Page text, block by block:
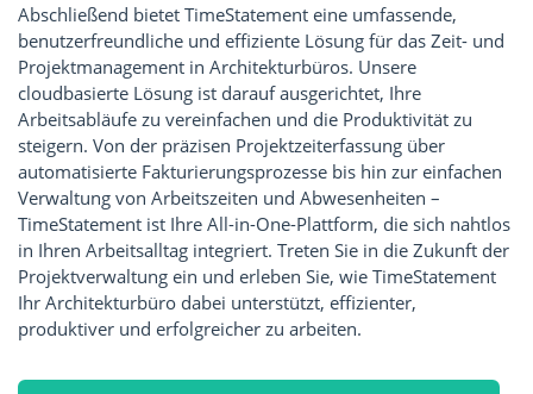
Abschließend bietet TimeStatement eine umfassende,
benutzerfreundliche und effiziente Lösung für das Zeit- und
Projektmanagement in Architekturbüros. Unsere
cloudbasierte Lösung ist darauf ausgerichtet, Ihre
Arbeitsabläufe zu vereinfachen und die Produktivität zu
steigern. Von der präzisen Projektzeiterfassung über
automatisierte Fakturierungsprozesse bis hin zur einfachen
Verwaltung von Arbeitszeiten und Abwesenheiten –
TimeStatement ist Ihre All-in-One-Plattform, die sich nahtlos
in Ihren Arbeitsalltag integriert. Treten Sie in die Zukunft der
Projektverwaltung ein und erleben Sie, wie TimeStatement
Ihr Architekturbüro dabei unterstützt, effizienter,
produktiver und erfolgreicher zu arbeiten.